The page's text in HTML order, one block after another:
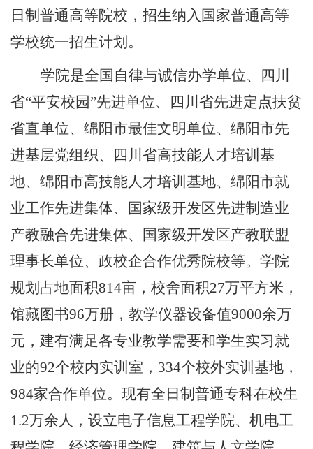
日制普通高等院校，招生纳入国家普通高等
学校统一招生计划。
学院是全国自律与诚信办学单位、四川
省“平安校园”先进单位、四川省先进定点扶贫
省直单位、绵阳市最佳文明单位、绵阳市先
进基层党组织、四川省高技能人才培训基
地、绵阳市高技能人才培训基地、绵阳市就
业工作先进集体、国家级开发区先进制造业
产教融合先进集体、国家级开发区产教联盟
理事长单位、政校企合作优秀院校等。学院
规划占地面积814亩，校舍面积27万平方米，
馆藏图书96万册，教学仪器设备值9000余万
元，建有满足各专业教学需要和学生实习就
业的92个校内实训室， 334个校外实训基地，
984家合作单位。现有全日制普通专科在校生
1.2万余人，设立电子信息工程学院、机电工